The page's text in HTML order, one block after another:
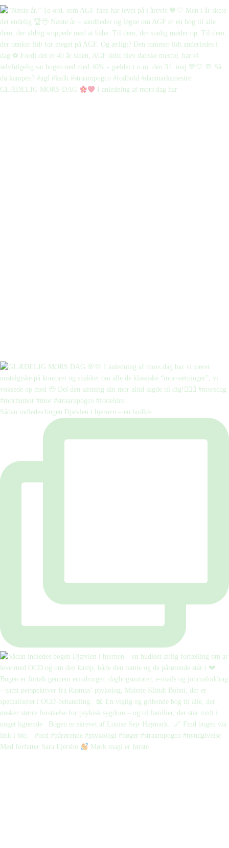
GLÆDELIG MORS DAG I anledning af mors dag har
Sådan indledes bogen Djævlen i hjernen – en hudløs
Mød forfatter Sara Ejersbo Mørk magi er første